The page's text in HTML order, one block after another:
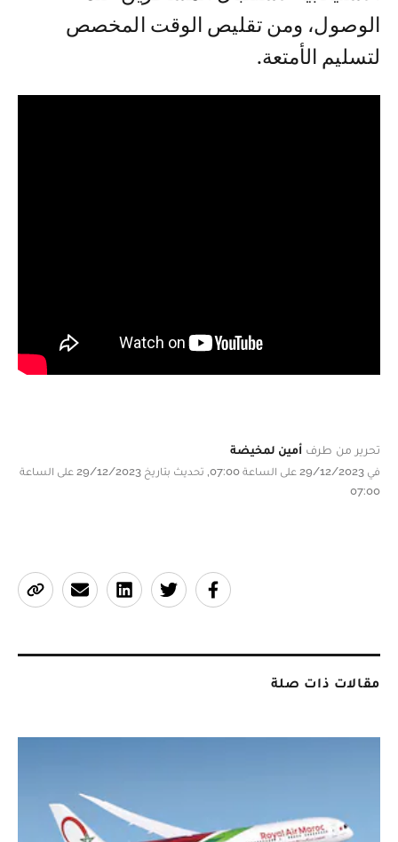
الوصول، ومن تقليص الوقت المخصص
لتسليم الأمتعة.
تحرير من طرف أمين لمخيضة
في 29/12/2023 على الساعة 07:00, تحديث بتاريخ 29/12/2023 على الساعة
07:00
مقالات ذات صلة